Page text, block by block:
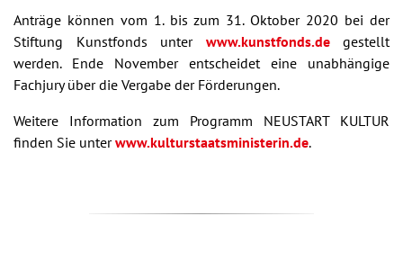
Anträge können vom 1. bis zum 31. Oktober 2020 bei der
Stiftung Kunstfonds unter www.kunstfonds.degestellt
werden. Ende November entscheidet eine unabhängige
Fachjury über die Vergabe der Förderungen.
Weitere Information zum Programm NEUSTART KULTUR
finden Sie unterwww.kulturstaatsministerin.de.